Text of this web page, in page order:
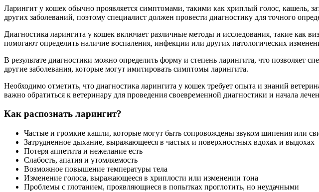
Ларингит у кошек обычно проявляется симптомами, такими как хриплый голос, кашель,
других заболеваний, поэтому специалист должен провести диагностику для точного
Диагностика ларингита у кошек включает различные методы и исследования, такие как
помогают определить наличие воспаления, инфекции или других патологических
В результате диагностики можно определить форму и степень ларингита, что позволяет
другие заболевания, которые могут имитировать симптомы ларингита.
Необходимо отметить, что диагностика ларингита у кошек требует опыта и знаний
важно обратиться к ветеринару для проведения своевременной диагностики и начала
Как распознать ларингит?
Частые и громкие кашли, которые могут быть сопровождены звуком шипения или
Затрудненное дыхание, выражающееся в частых и поверхностных вдохах и выдохах
Потеря аппетита и нежелание есть
Слабость, апатия и утомляемость
Возможное повышение температуры тела
Изменение голоса, выражающееся в хриплости или изменении тона
Проблемы с глотанием, проявляющиеся в попытках проглотить, но неудачными